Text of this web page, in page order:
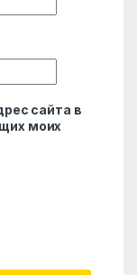
сайта в
моих